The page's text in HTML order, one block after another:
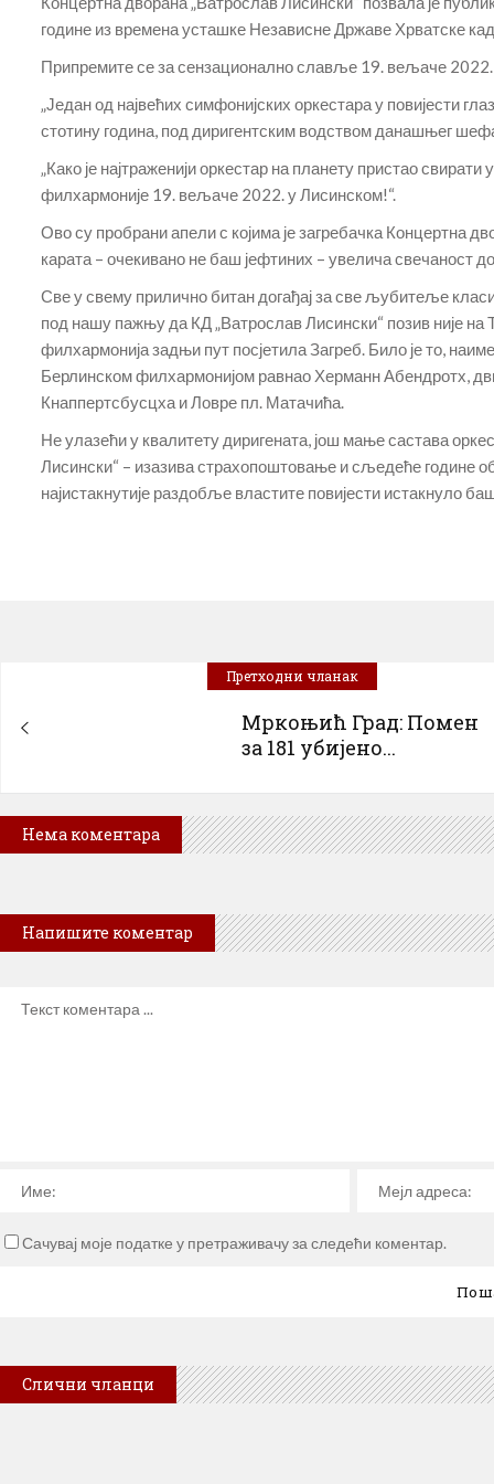
године из времена усташке Независне Државе Хрватске
Припремите се за сензационално славље 19. вељаче 2022.
„Један од највећих симфонијских оркестара у повијести
стотину година, под диригентским водством данашњег
„Како је најтраженији оркестар на планету пристао
филхармоније 19. вељаче 2022. у Лисинском!“.
Ово су пробрани апели с којима је загребачка Концертна
карата – очекивано не баш јефтиних – увелича свечаност
Све у свему прилично битан догађај за све љубитеље
под нашу пажњу да КД „Ватрослав Лисински“ позив није
филхармонија задњи пут посјетила Загреб. Било је то,
Берлинском филхармонијом равнао Херманн Абендротх,
Кнаппертсбусцха и Ловре пл. Матачића.
Не улазећи у квалитету диригената, још мање састава
Лисински“ – изазива страхопоштовање и сљедеће године
најистакнутије раздобље властите повијести истакнуло
Претходни чланак
Мркоњић Град: Помен
за 181 убијено...
Нема коментара
Напишите коментар
Сачувај моје податке у претраживачу за следећи коментар.
Слични чланци